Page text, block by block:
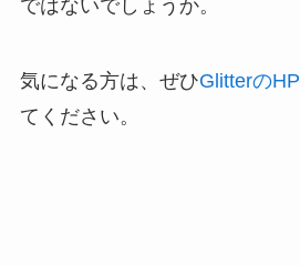
ではないでしょうか。
気になる方は、ぜひGlitterのHP
てください。